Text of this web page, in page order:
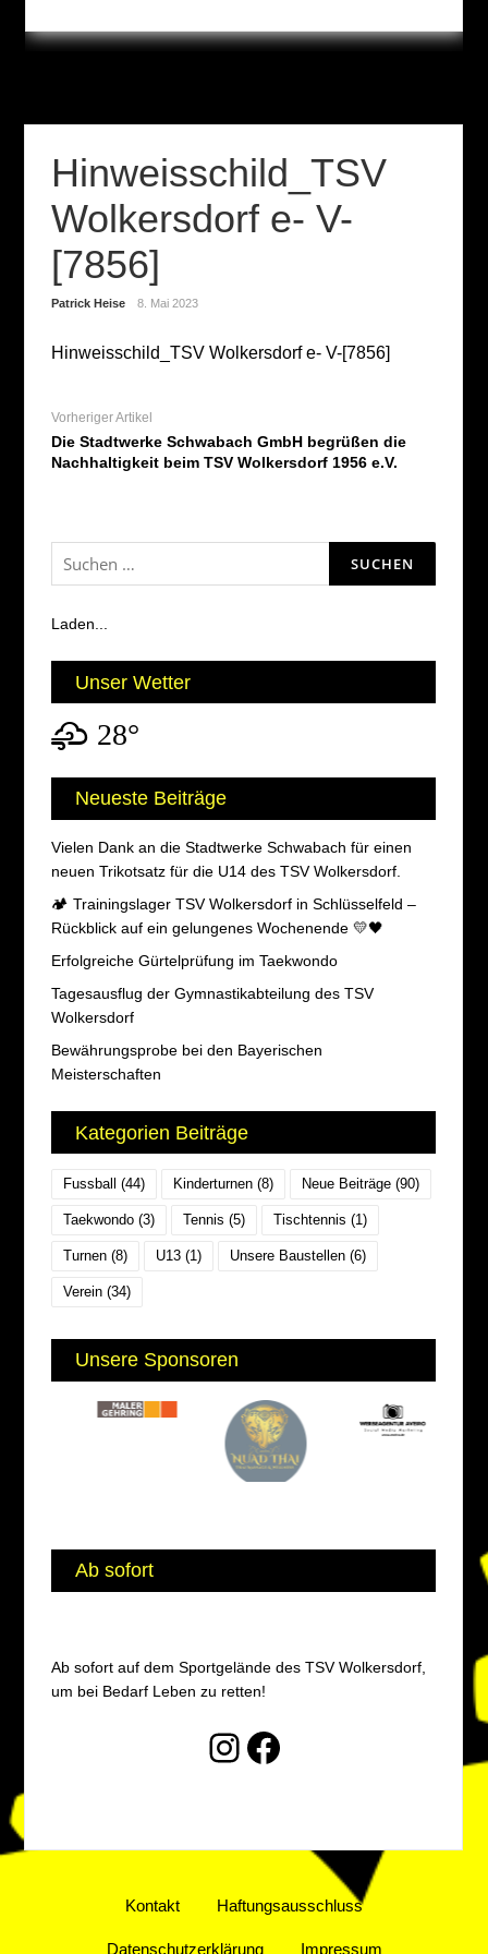
Hinweisschild_TSV
Wolkersdorf e- V-
[7856]
Patrick Heise 8. Mai 2023
Hinweisschild_TSV Wolkersdorf e- V-[7856]
Vorheriger Artikel
Die Stadtwerke Schwabach GmbH begrüßen die
Nachhaltigkeit beim TSV Wolkersdorf 1956 e.V.
Suchen
nach:
Laden...
Unser Wetter
28°
Neueste Beiträge
Vielen Dank an die Stadtwerke Schwabach für einen
neuen Trikotsatz für die U14 des TSV Wolkersdorf.
🏕️ Trainingslager TSV Wolkersdorf in Schlüsselfeld –
Rückblick auf ein gelungenes Wochenende 💛🖤
Erfolgreiche Gürtelprüfung im Taekwondo
Tagesausflug der Gymnastikabteilung des TSV
Wolkersdorf
Bewährungsprobe bei den Bayerischen
Meisterschaften
Kategorien Beiträge
Fussball (44) Kinderturnen(8) Neue Beiträge(90)
Taekwondo(3) Tennis (5) Tischtennis (1)
Turnen(8) U13(1) Unsere Baustellen(6)
Verein(34)
Unsere Sponsoren
Ab sofort
Ab sofort auf dem Sportgelände des TSV Wolkersdorf,
um bei Bedarf Leben zu retten!
Instagram
Facebook
Kontakt Haftungsausschluss
Datenschutzerklärung Impressum